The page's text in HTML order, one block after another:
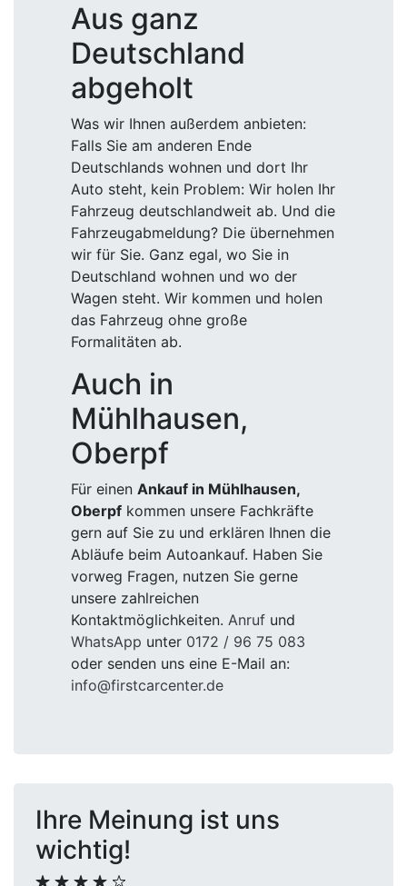
Aus ganz
Deutschland
abgeholt
Was wir Ihnen außerdem anbieten:
Falls Sie am anderen Ende
Deutschlands wohnen und dort Ihr
Auto steht, kein Problem: Wir holen Ihr
Fahrzeug deutschlandweit ab. Und die
Fahrzeugabmeldung? Die übernehmen
wir für Sie. Ganz egal, wo Sie in
Deutschland wohnen und wo der
Wagen steht. Wir kommen und holen
das Fahrzeug ohne große
Formalitäten ab.
Auch in
Mühlhausen,
Oberpf
Für einen Ankauf in Mühlhausen,
Oberpf kommen unsere Fachkräfte
gern auf Sie zu und erklären Ihnen die
Abläufe beim Autoankauf. Haben Sie
vorweg Fragen, nutzen Sie gerne
unsere zahlreichen
Kontaktmöglichkeiten. Anruf und
WhatsApp unter 0172 / 96 75 083
oder senden uns eine E-Mail an:
info@firstcarcenter.de
Ihre Meinung ist uns
wichtig!